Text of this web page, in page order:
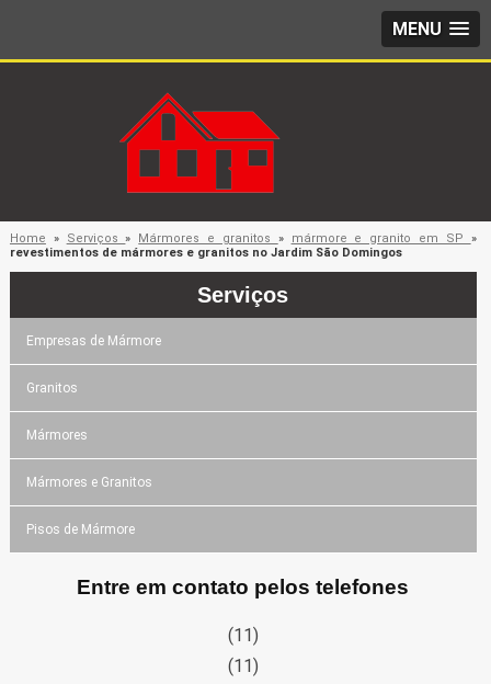
MENU
Home » Serviços» Mármores e granitos » mármore e granito em SP »
revestimentos de mármores e granitos no Jardim São Domingos
Serviços
Empresas de Mármore
Granitos
Mármores
Mármores e Granitos
Pisos de Mármore
Entre em contato pelos telefones
(11)
(11)